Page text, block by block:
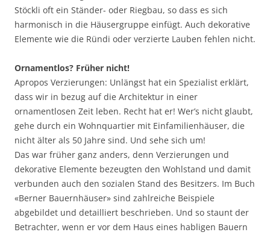
Stöckli oft ein Ständer- oder Riegbau, so dass es sich
harmonisch in die Häusergruppe einfügt. Auch dekorative
Elemente wie die Ründi oder verzierte Lauben fehlen nicht.
Ornamentlos? Früher nicht!
Apropos Verzierungen: Unlängst hat ein Spezialist erklärt,
dass wir in bezug auf die Architektur in einer
ornamentlosen Zeit leben. Recht hat er! Wer’s nicht glaubt,
gehe durch ein Wohnquartier mit Einfamilienhäuser, die
nicht älter als 50 Jahre sind. Und sehe sich um!
Das war früher ganz anders, denn Verzierungen und
dekorative Elemente bezeugten den Wohlstand und damit
verbunden auch den sozialen Stand des Besitzers. Im Buch
«Berner Bauernhäuser» sind zahlreiche Beispiele
abgebildet und detailliert beschrieben. Und so staunt der
Betrachter, wenn er vor dem Haus eines habligen Bauern